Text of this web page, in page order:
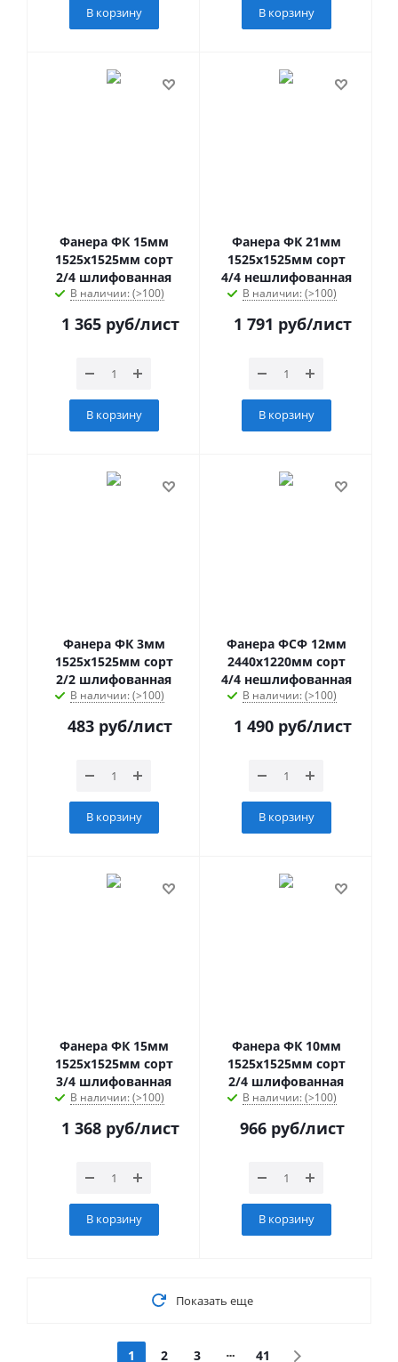
В корзину В корзину
Фанера ФК 15мм
1525х1525мм сорт
2/4 шлифованная
В наличии: (>100)
1 365руб/лист
В корзину
Фанера ФК 21мм
1525х1525мм сорт
4/4 нешлифованная
В наличии: (>100)
1 791 руб/лист
В корзину
Фанера ФК 3мм
1525х1525мм сорт
2/2 шлифованная
В наличии: (>100)
483 руб/лист
В корзину
Фанера ФСФ 12мм
2440х1220мм сорт
4/4 нешлифованная
В наличии: (>100)
1 490руб/лист
В корзину
Фанера ФК 15мм
1525х1525мм сорт
3/4 шлифованная
В наличии: (>100)
1 368руб/лист
В корзину
Фанера ФК 10мм
1525х1525мм сорт
2/4 шлифованная
В наличии: (>100)
966 руб/лист
В корзину
Показать еще
1 2 3 41